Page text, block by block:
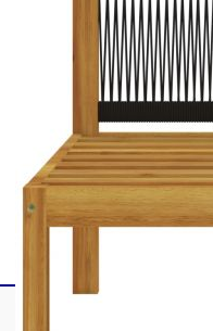
1 x Среден
1 x Поставка
1 x Маса
3 x
3 x